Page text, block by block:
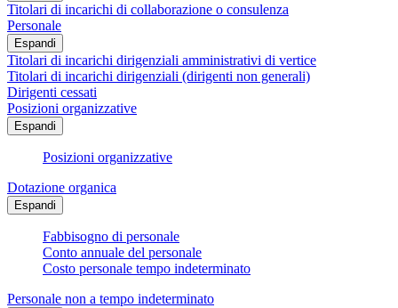
Titolari di incarichi di collaborazione o consulenza
Personale
Espandi
Titolari di incarichi dirigenziali amministrativi di vertice
Titolari di incarichi dirigenziali (dirigenti non generali)
Dirigenti cessati
Posizioni organizzative
Espandi
Posizioni organizzative
Dotazione organica
Espandi
Fabbisogno di personale
Conto annuale del personale
Costo personale tempo indeterminato
Personale non a tempo indeterminato